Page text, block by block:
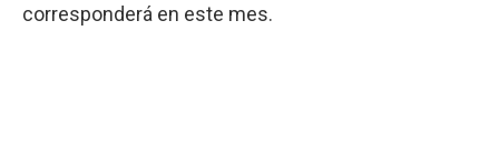
corresponderá en este mes.